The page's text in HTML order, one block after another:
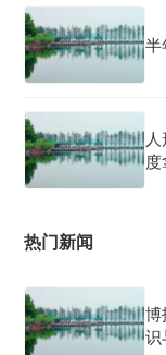
半
热门新闻
博
识